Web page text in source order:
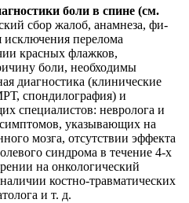
боли в спине (см.
сбор жалоб, анамнеза, фи­
исключения перелома
красных флажков,
боли, необходи­мы
диагностика (кли­нические
спондилогра­фия) и
специалистов: невролога и
указывающих на
моз­га, отсутствии эффекта
синдрома в течение 4-х
на онкологиче­ский
костно-трав­матических
и т. д.